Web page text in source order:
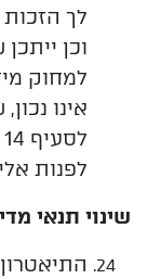
לך הזכות
וכן
למחוק
אינו
לפנות
שינוי תנאי